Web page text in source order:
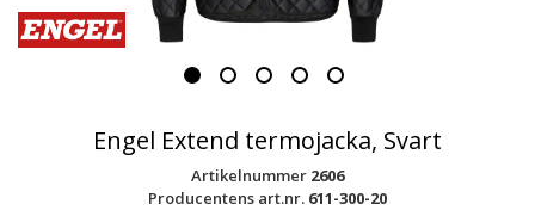
Engel Extend termojacka, Svart
Artikelnummer 2606
Producentens art.nr. 611-300-20